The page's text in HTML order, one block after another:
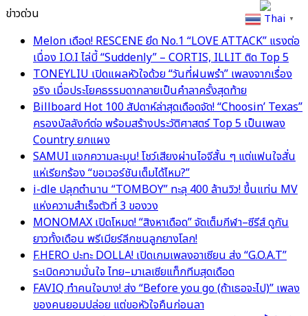
ข่าวด่วน
Melon เดือด! RESCENE ยึด No.1 “LOVE ATTACK” แรงต่อ
เนื่อง I.O.I ไล่บี้ “Suddenly” – CORTIS, ILLIT ติด Top 5
TONEYLIU เปิดแผลหัวใจด้วย “วันที่ฝนพรำ” เพลงจากเรื่อง
จริง เมื่อประโยคธรรมดากลายเป็นคำลาครั้งสุดท้าย
Billboard Hot 100 สัปดาห์ล่าสุดเดือดจัด! “Choosin’ Texas”
ครองบัลลังก์ต่อ พร้อมสร้างประวัติศาสตร์ Top 5 เป็นเพลง
Country ยกแผง
SAMUI แจกความละมุน! โชว์เสียงผ่านไอจีสั้น ๆ แต่แฟนใจสั่น
แห่เรียกร้อง “ขอเวอร์ชันเต็มได้ไหม?”
i-dle ปลุกตำนาน “TOMBOY” ทะลุ 400 ล้านวิว! ขึ้นแท่น MV
แห่งความสำเร็จตัวที่ 3 ของวง
MONOMAX เปิดโหมด! “สิงหาเดือด” จัดเต็มกีฬา–ซีรีส์ ดูกัน
ยาวทั้งเดือน พรีเมียร์ลีกชนลูกยางโลก!
F.HERO ปะทะ DOLLA! เปิดเกมเพลงอาเซียน ส่ง “G.O.A.T”
ระเบิดความมั่นใจ ไทย–มาเลเซียแท็กทีมสุดเดือด
FAVIQ ทำคนใจบาง! ส่ง “Before you go (ถ้าเธอจะไป)” เพลง
ของคนยอมปล่อย แต่ขอหัวใจคืนก่อนลา
Thai ▼